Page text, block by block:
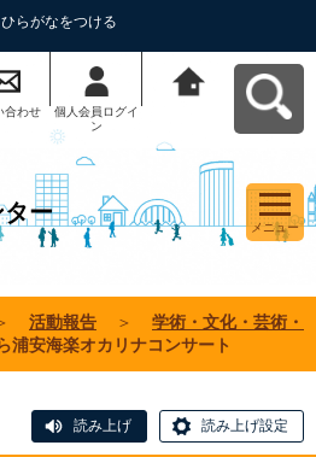
ひらがなをつける
合わせ
個人会員ログイ
ン
ー
メニュー
活動報告 ＞
学術・文化・芸術・
浦安海楽オカリナコンサート
読み上げ 読み上げ設定